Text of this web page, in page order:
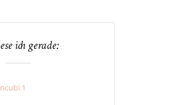
ich gerade: